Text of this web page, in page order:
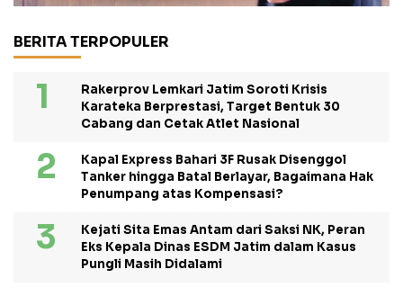
BERITA TERPOPULER
Rakerprov Lemkari Jatim Soroti Krisis
Karateka Berprestasi, Target Bentuk 30
Cabang dan Cetak Atlet Nasional
Kapal Express Bahari 3F Rusak Disenggol
Tanker hingga Batal Berlayar, Bagaimana Hak
Penumpang atas Kompensasi?
Kejati Sita Emas Antam dari Saksi NK, Peran
Eks Kepala Dinas ESDM Jatim dalam Kasus
Pungli Masih Didalami